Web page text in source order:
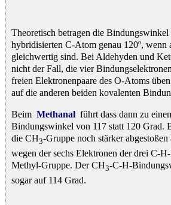
Theoretisch betragen die Bindungswinkel
hybridisierten C-Atom genau 120º, wenn
gleichwertig sind. Bei Aldehyden und
nicht der Fall, die vier
freien Elektronenpaare des O-Atoms
auf die anderen beiden kovalenten
Beim Methanal führt dass dann zu
Bindungswinkel von 117 statt 120 Grad.
die CH3-Gruppe noch stärker
wegen der sechs Elektronen der drei C-
Methyl-Gruppe. Der CH3-C-H-
sogar auf 114 Grad.